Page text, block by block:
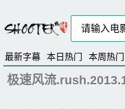
最新字幕 本日热门 本周热门
极速风流